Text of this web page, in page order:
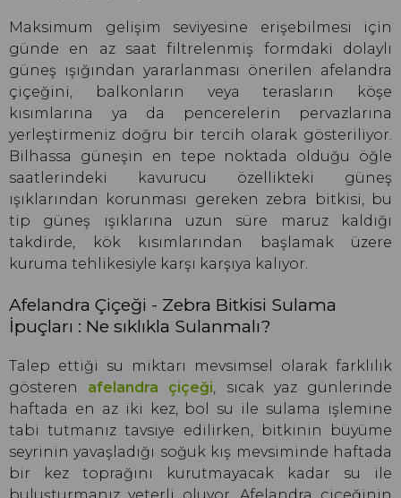
Maksimum gelişim seviyesine erişebilmesi için
günde en az saat filtrelenmiş formdaki dolaylı
güneş ışığından yararlanması önerilen afelandra
çiçeğini, balkonların veya terasların köşe
kısımlarına ya da pencerelerin pervazlarına
yerleştirmeniz doğru bir tercih olarak gösteriliyor.
Bilhassa güneşin en tepe noktada olduğu öğle
saatlerindeki kavurucu özellikteki güneş
ışıklarından korunması gereken zebra bitkisi, bu
tip güneş ışıklarına uzun süre maruz kaldığı
takdirde, kök kısımlarından başlamak üzere
kuruma tehlikesiyle karşı karşıya kalıyor.
Afelandra Çiçeği - Zebra Bitkisi Sulama
İpuçları : Ne sıklıkla Sulanmalı?
Talep ettiği su miktarı mevsimsel olarak farklılık
gösteren afelandra çiçeği, sıcak yaz günlerinde
haftada en az iki kez, bol su ile sulama işlemine
tabi tutmanız tavsiye edilirken, bitkinin büyüme
seyrinin yavaşladığı soğuk kış mevsiminde haftada
bir kez toprağını kurutmayacak kadar su ile